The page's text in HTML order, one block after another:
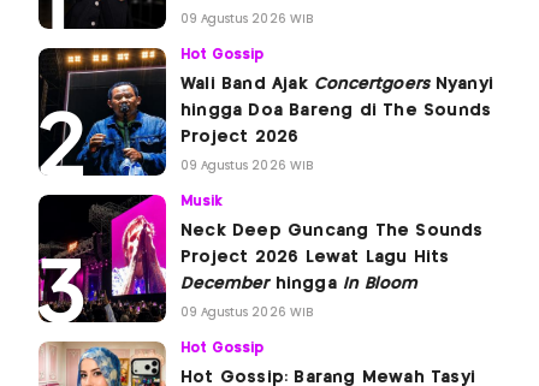
09 Agustus 2026 WIB
Hot Gossip
Wali Band Ajak ConcertgoersNyanyi
hingga Doa Bareng di The Sounds
Project 2026
09 Agustus 2026 WIB
Musik
Neck Deep Guncang The Sounds
Project 2026 Lewat Lagu Hits
Decemberhingga In Bloom
09 Agustus 2026 WIB
Hot Gossip
Hot Gossip: Barang Mewah Tasyi